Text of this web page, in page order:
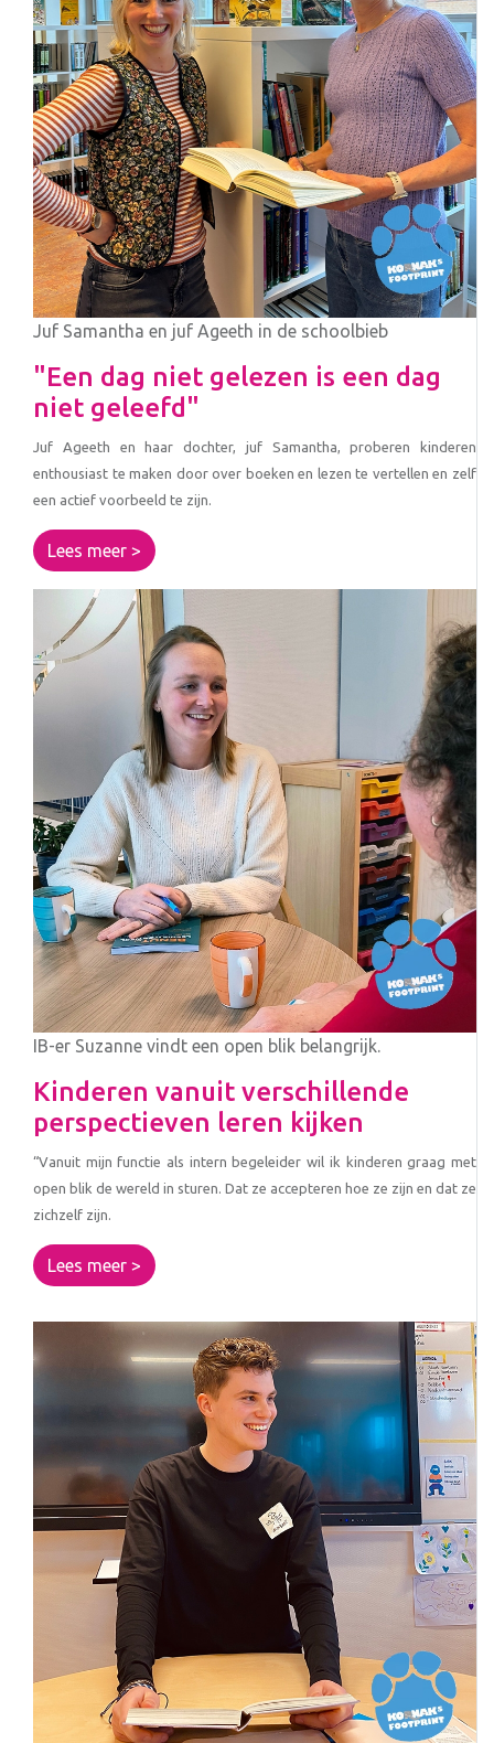
Juf Samantha en juf Ageeth in de schoolbieb
"Een dag niet gelezen is een dag
niet geleefd"
Juf Ageeth en haar dochter, juf Samantha, proberen kinderen
enthousiast te maken door over boeken en lezen te vertellen en zelf
een actief voorbeeld te zijn.
Lees meer >
IB-er Suzanne vindt een open blik belangrijk.
Kinderen vanuit verschillende
perspectieven leren kijken
“Vanuit mijn functie als intern begeleider wil ik kinderen graag met
open blik de wereld in sturen. Dat ze accepteren hoe ze zijn en dat ze
zichzelf zijn.
Lees meer >